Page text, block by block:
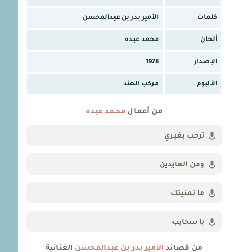
كلمات الأمير بدر بن عبدالمحسن
ألحان محمد عبده
الإصدار 1978
الألبوم مركب الهند
من أعمال محمد عبده
ترحب بغيري
ومن العايدين
ما تمنيتك
يا سحايب
من قصائد الأمير بدر بن عبدالمحسن الغنائية